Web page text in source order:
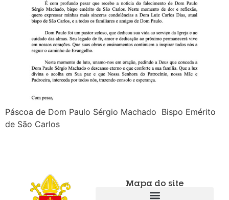
Páscoa de Dom Paulo Sérgio Machado Bispo Emérito
de São Carlos
Mapa do site